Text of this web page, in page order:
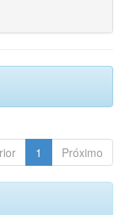
1 Próximo